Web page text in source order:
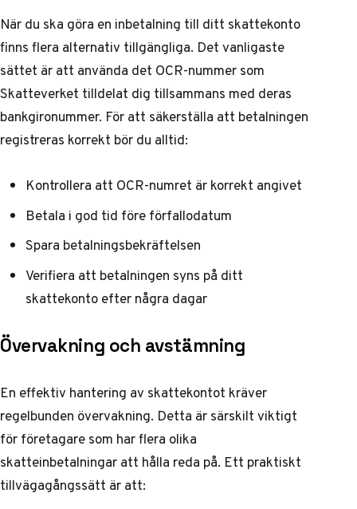
När du ska göra en inbetalning till ditt skattekonto
finns flera alternativ tillgängliga. Det vanligaste
sättet är att använda det OCR-nummer som
Skatteverket tilldelat dig tillsammans med deras
bankgironummer. För att säkerställa att betalningen
registreras korrekt bör du alltid:
Kontrollera att OCR-numret är korrekt angivet
Betala i god tid före förfallodatum
Spara betalningsbekräftelsen
Verifiera att betalningen syns på ditt
skattekonto efter några dagar
Övervakning och avstämning
En effektiv hantering av skattekontot kräver
regelbunden övervakning. Detta är särskilt viktigt
för företagare som har flera olika
skatteinbetalningar att hålla reda på. Ett praktiskt
tillvägagångssätt är att: